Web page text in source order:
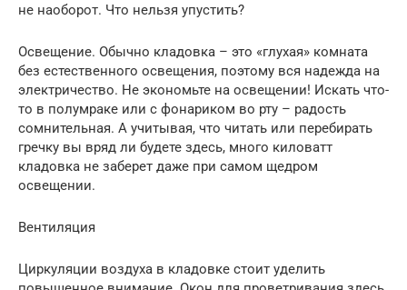
не наоборот. Что нельзя упустить?
Освещение. Обычно кладовка – это «глухая» комната
без естественного освещения, поэтому вся надежда на
электричество. Не экономьте на освещении! Искать что-
то в полумраке или с фонариком во рту – радость
сомнительная. А учитывая, что читать или перебирать
гречку вы вряд ли будете здесь, много киловатт
кладовка не заберет даже при самом щедром
освещении.
Вентиляция
Циркуляции воздуха в кладовке стоит уделить